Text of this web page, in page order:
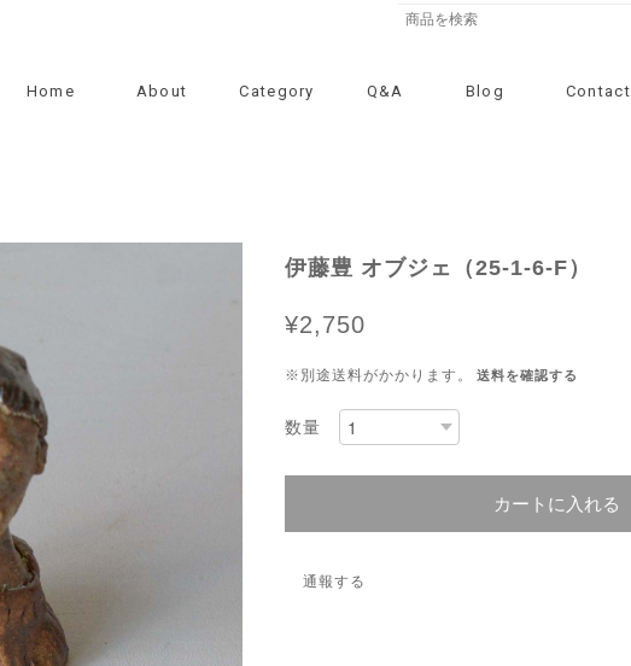
Home About Category Q&A Blog Contact
伊藤豊 オブジェ（25-1-6-F）
¥2,750
※別途送料がかかります。 送料を確認する
数量
カートに入れる
通報する